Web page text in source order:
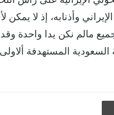
وأذنابه، إذ لا يمكن
مالم نكن يدا واحدة
السعودية المستهدفة